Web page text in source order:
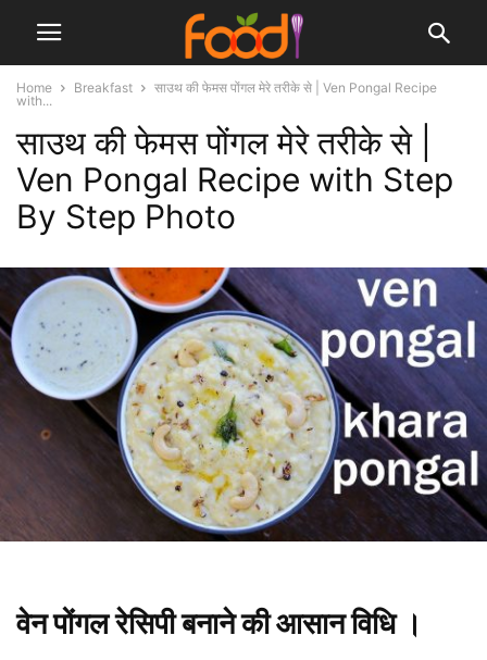
Home Breakfast
साउथ की फेमस पोंगल मेरे तरीके से | Ven Pongal Recipe
with...
साउथ की फेमस पोंगल मेरे तरीके से |
Ven Pongal Recipe with Step
By Step Photo
वेन पोंगल रेसिपी बनाने की आसान विधि ।